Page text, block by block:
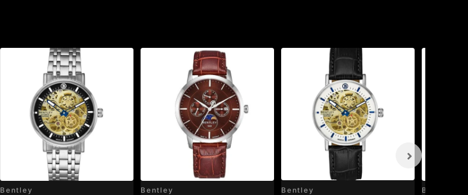
Bentley Bentley Bentley Bentley